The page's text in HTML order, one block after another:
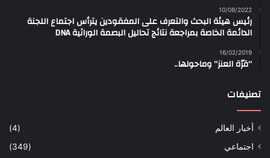
10/08/2022
رئيس هيئة البحث والتعرف على المفقودين يترأس اجتماع اللجنة
الدائمة الخاصة بمراجعة نتائج تحاليل البصمة الوراثية DNA
16/02/2019
“قرّة العنز” وماحولها..
تصنيفات
أخبار العالم
(4)
اجتماعي
(349)